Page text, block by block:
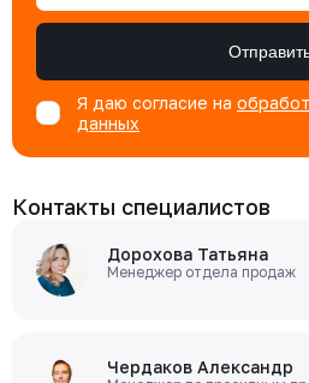
Я даю согласие на
данных
Контакты специалистов
Дорохова Татьяна
Менеджер отдела продаж
Чердаков Александр